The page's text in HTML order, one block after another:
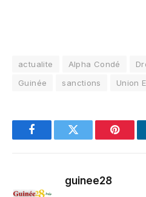
actualite Alpha Condé
Guinée
sanctions Union
FacebookTwitter
guinee28